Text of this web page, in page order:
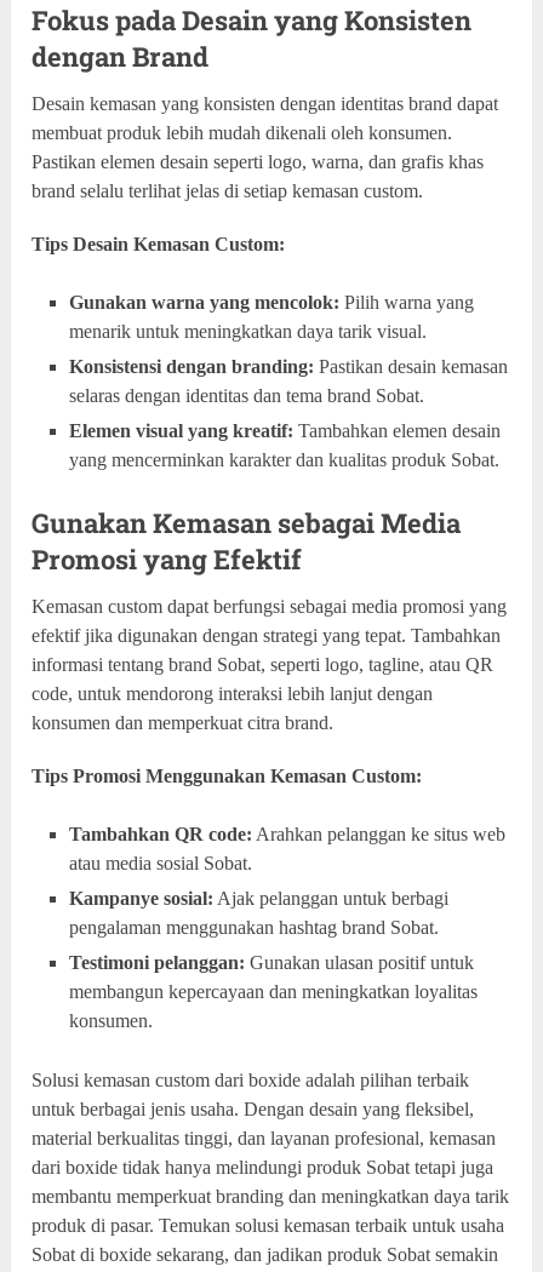
Fokus pada Desain yang Konsisten
dengan Brand
Desain kemasan yang konsisten dengan identitas brand dapat
membuat produk lebih mudah dikenali oleh konsumen.
Pastikan elemen desain seperti logo, warna, dan grafis khas
brand selalu terlihat jelas di setiap kemasan custom.
Tips Desain Kemasan Custom:
Gunakan warna yang mencolok: Pilih warna yang
menarik untuk meningkatkan daya tarik visual.
Konsistensi dengan branding: Pastikan desain kemasan
selaras dengan identitas dan tema brand Sobat.
Elemen visual yang kreatif: Tambahkan elemen desain
yang mencerminkan karakter dan kualitas produk Sobat.
Gunakan Kemasan sebagai Media
Promosi yang Efektif
Kemasan custom dapat berfungsi sebagai media promosi yang
efektif jika digunakan dengan strategi yang tepat. Tambahkan
informasi tentang brand Sobat, seperti logo, tagline, atau QR
code, untuk mendorong interaksi lebih lanjut dengan
konsumen dan memperkuat citra brand.
Tips Promosi Menggunakan Kemasan Custom:
Tambahkan QR code: Arahkan pelanggan ke situs web
atau media sosial Sobat.
Kampanye sosial: Ajak pelanggan untuk berbagi
pengalaman menggunakan hashtag brand Sobat.
Testimoni pelanggan: Gunakan ulasan positif untuk
membangun kepercayaan dan meningkatkan loyalitas
konsumen.
Solusi kemasan custom dari boxide adalah pilihan terbaik
untuk berbagai jenis usaha. Dengan desain yang fleksibel,
material berkualitas tinggi, dan layanan profesional, kemasan
dari boxide tidak hanya melindungi produk Sobat tetapi juga
membantu memperkuat branding dan meningkatkan daya tarik
produk di pasar. Temukan solusi kemasan terbaik untuk usaha
Sobat di boxide sekarang, dan jadikan produk Sobat semakin